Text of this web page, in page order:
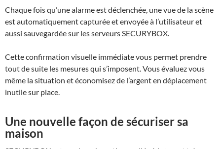
Chaque fois qu’une alarme est déclenchée, une vue de la scène
est automatiquement capturée et envoyée à l’utilisateur et
aussi sauvegardée sur les serveurs SECURYBOX
Cette confirmation visuelle immédiate vous permet prendre
tout de suite les mesures qui s’imposent. Vous évaluez vous
même la situation et économisez de l’argent en déplacement
inutile sur place.
Une nouvelle façon de sécuriser sa
maison